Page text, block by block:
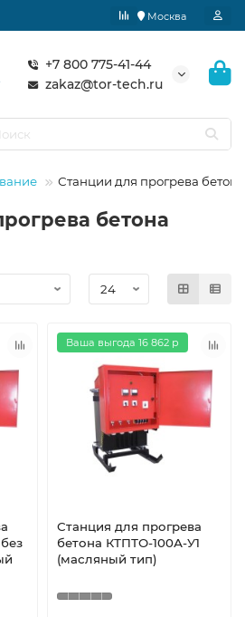
Москва
+7 800 775-41-44
zakaz@tor-tech.ru
Станции для прогрева бетона
бетона
Ваша выгода 16 862 р
Станция для прогрева
бетона КТПТО-100А-У1
(масляный тип)